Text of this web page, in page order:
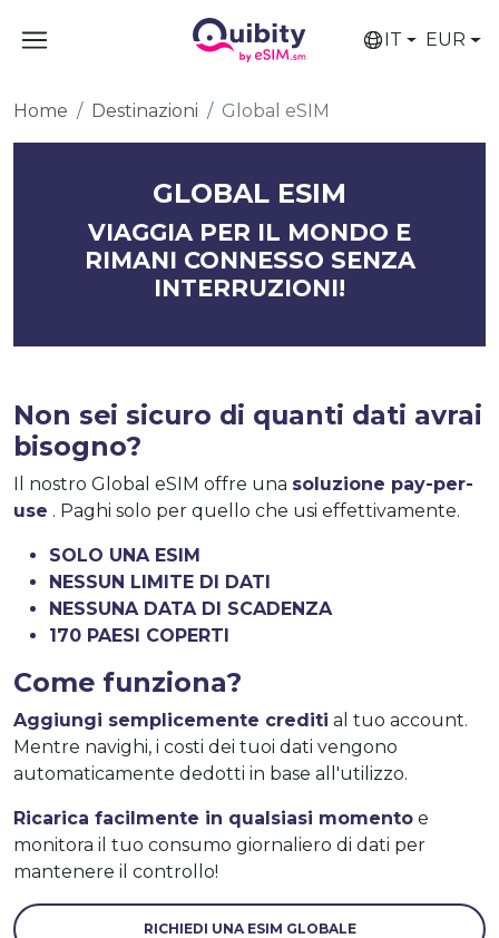
IT EUR
Home Destinazioni Global eSIM
GLOBAL ESIM
VIAGGIA PER IL MONDO E
RIMANI CONNESSO SENZA
INTERRUZIONI!
Non sei sicuro di quanti dati avrai
bisogno?
Il nostro Global eSIM offre una soluzione pay-per-
use . Paghi solo per quello che usi effettivamente.
SOLO UNA ESIM
NESSUN LIMITE DI DATI
NESSUNA DATA DI SCADENZA
170 PAESI COPERTI
Come funziona?
Aggiungi semplicemente crediti al tuo account.
Mentre navighi, i costi dei tuoi dati vengono
automaticamente dedotti in base all'utilizzo.
Ricarica facilmente in qualsiasi momento e
monitora il tuo consumo giornaliero di dati per
mantenere il controllo!
RICHIEDI UNA ESIM GLOBALE